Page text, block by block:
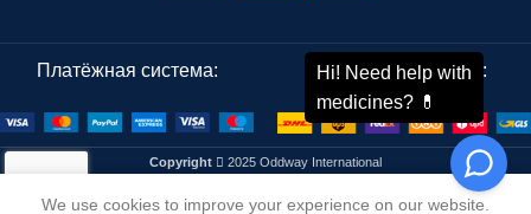
Платёжная система: Система доставки:
Copyright 2025 Oddway International
We use cookies to improve your experience on our website.